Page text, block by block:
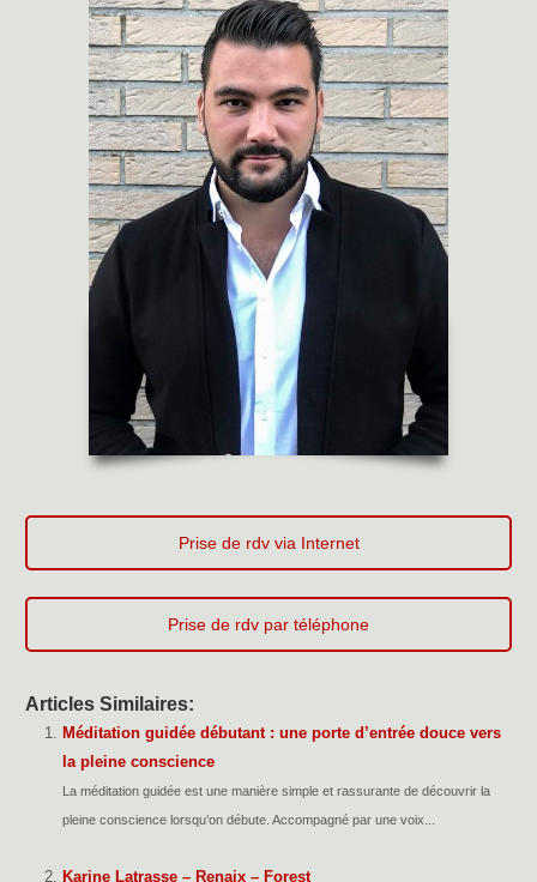
Prise de rdv via Internet
Prise de rdv par téléphone
Articles Similaires:
Méditation guidée débutant : une porte d’entrée douce vers
la pleine conscience
La méditation guidée est une manière simple et rassurante de découvrir la
pleine conscience lorsqu’on débute. Accompagné par une voix...
Karine Latrasse – Renaix – Forest